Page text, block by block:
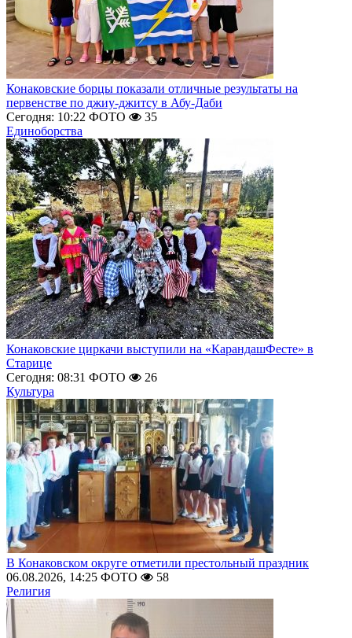
Конаковские борцы показали отличные результаты на
первенстве по джиу-джитсу в Абу-Даби
Сегодня: 10:22 ФОТО
35
Единоборства
Конаковские циркачи выступили на «КарандашФесте» в
Старице
Сегодня: 08:31 ФОТО
26
Культура
В Конаковском округе отметили престольный праздник
06.08.2026, 14:25 ФОТО
58
Религия